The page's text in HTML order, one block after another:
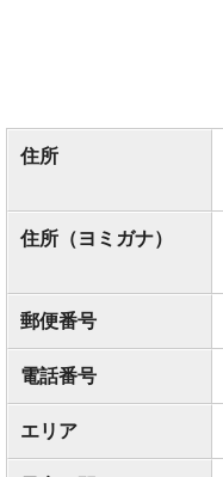
住所
住所（ヨミガナ）
郵便番号
電話番号
エリア